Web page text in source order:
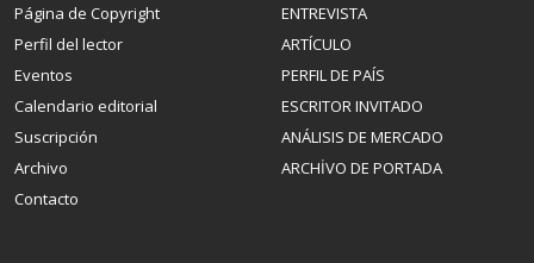
Página de Copyright
Perfil del lector
Eventos
Calendario editorial
Suscripción
Archivo
Contacto
ENTREVISTA
ARTÍCULO
PERFIL DE PAÍS
ESCRITOR INVITADO
ANÁLISIS DE MERCADO
ARCHİVO DE PORTADA